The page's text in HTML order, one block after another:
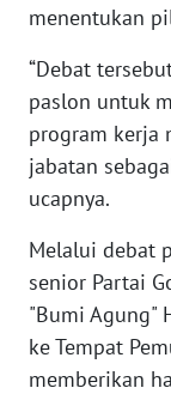
menentukan
“Debat
paslon untuk
program kerja
jabatan
ucapnya.
Melalui debat
senior Partai
"Bumi Agung"
ke Tempat
memberikan
NTT
WN
KEPRI
PAPUA
WN
BARAT